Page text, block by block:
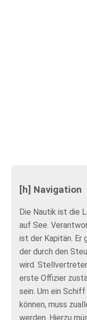
[h] Navigation
Die Nautik ist die
auf See.
ist der Kapitän. Er
der durch den
wird.
erste Offizier
sein. Um ein
können, muss
werden. Hierzu